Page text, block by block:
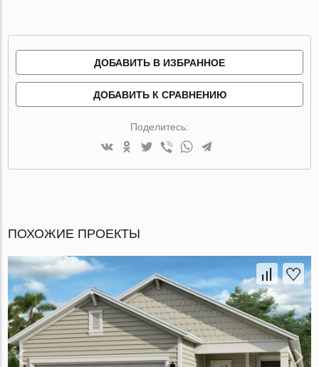
ДОБАВИТЬ В ИЗБРАННОЕ
ДОБАВИТЬ К СРАВНЕНИЮ
Поделитесь:
ПОХОЖИЕ ПРОЕКТЫ